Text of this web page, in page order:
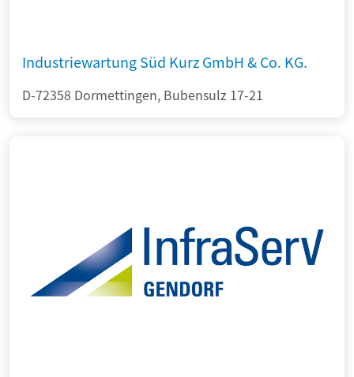
Industriewartung Süd Kurz GmbH & Co. KG.
D-72358 Dormettingen, Bubensulz 17-21